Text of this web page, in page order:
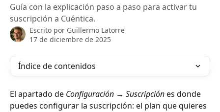
Guía con la explicación paso a paso para activar tu
suscripción a Cuéntica.
Escrito por Guillermo Latorre
17 de diciembre de 2025
Índice de contenidos
El apartado de Configuración → Suscripción es donde
puedes configurar la suscripción: el plan que quieres